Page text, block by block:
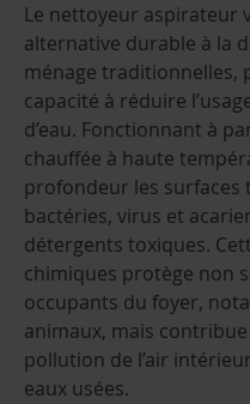
Le nettoyeur aspirateur
alternative durable à la
ménage traditionnelles,
capacité à réduire
d’eau. Fonctionnant à
chauffée à haute
profondeur les surfaces
bactéries, virus et
détergents toxiques.
chimiques protège non
occupants du foyer,
animaux, mais
pollution de l’air
eaux usées.